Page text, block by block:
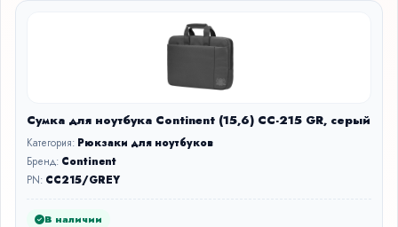
Сумка для ноутбука Continent (15,6) CC-215 GR, серый
Категория: Рюкзаки для ноутбуков
Бренд: Continent
PN: CC215/GREY
В наличии